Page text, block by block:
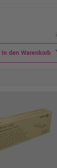
In den Warenkorb